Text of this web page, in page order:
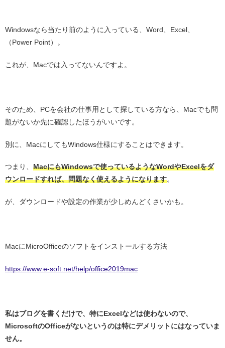
Windowsなら当たり前のように入っている、Word、Excel、
（Power Point）。
これが、Macでは入ってないんですよ。
そのため、PCを会社の仕事用として探している方なら、Macでも問
題がないか先に確認したほうがいいです。
別に、MacにしてもWindows仕様にすることはできます。
つまり、 MacにもWindowsで使っているようなWordやExcelをダ
ウンロードすれば、問題なく使えるようになります。
が、ダウンロードや設定の作業が少しめんどくさいかも。
MacにMicroOfficeのソフトをインストールする方法
https://www.e-soft.net/help/office2019mac
私はブログを書くだけで、特にExcelなどは使わないので、
MicrosoftのOfficeがないというのは特にデメリットにはなっていま
せん。